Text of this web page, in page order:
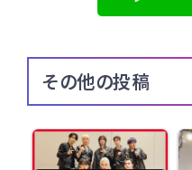
その他の投稿